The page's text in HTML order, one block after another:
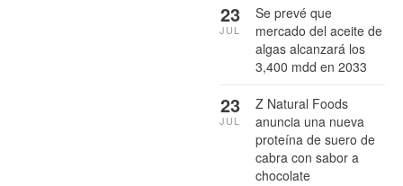
Se prevé que
mercado del aceite de
algas alcanzará los
3,400 mdd en 2033
23
JUL
Z Natural Foods
anuncia una nueva
proteína de suero de
cabra con sabor a
chocolate
23
JUL